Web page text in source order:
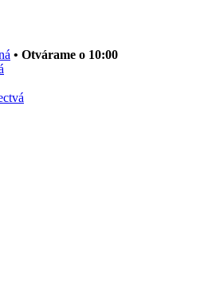
• Otvárame o 10:00